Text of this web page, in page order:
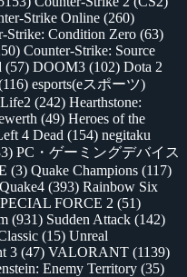
Strike Online (260)
Strike: Condition Zero (63)
Counter-Strike: Source
(57) DOOM3 (102) Dota 2
esports(eスポーツ)
(242) Hearthstone:
(49) Heroes of the
4 Dead (154) negitaku
PC・ゲーミングデバイス
(3) Quake Champions (117)
Quake4 (393) Rainbow Six
FORCE 2 (51)
(931) Sudden Attack (142)
(15) Unreal
3 (47) VALORANT (1139)
Enemy Territory (35)